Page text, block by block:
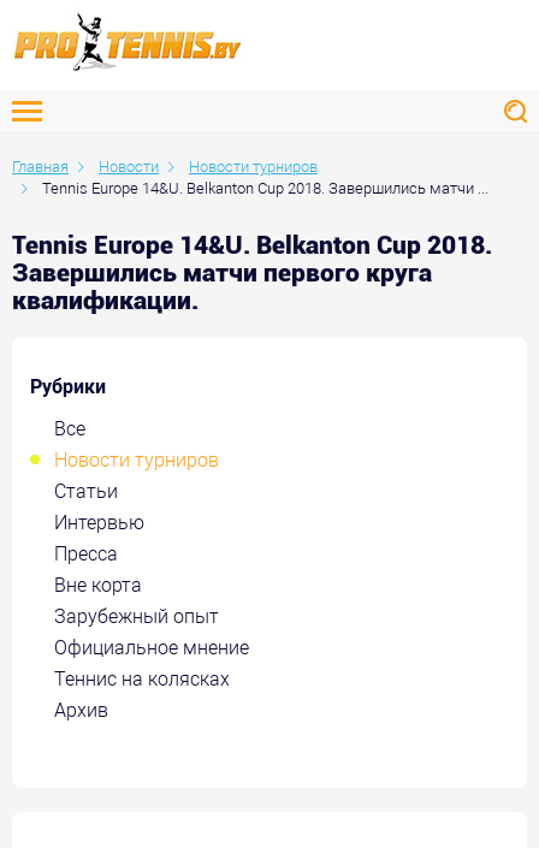
Главная Новости
Новости турниров
Tennis Europe 14&U. Belkanton Cup 2018. Завершились матчи ...
Tennis Europe 14&U. Belkanton Cup 2018.
Завершились матчи первого круга
квалификации.
Рубрики
Все
Новости турниров
Статьи
Интервью
Пресса
Вне корта
Зарубежный опыт
Официальное мнение
Теннис на колясках
Архив